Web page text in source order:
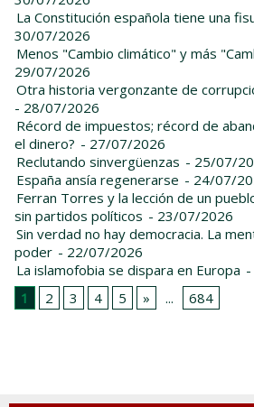
La Constitución española tiene una
30/07/2026
Menos "Cambio climático" y más
29/07/2026
Otra historia vergonzante de
- 28/07/2026
Récord de impuestos; récord de
el dinero? - 27/07/2026
Reclutando sinvergüenzas - 25/07/
España ansía regenerarse - 24/07/
Ferran Torres y la lección de un
sin partidos políticos - 23/07/2026
Sin verdad no hay democracia. La
poder - 22/07/2026
La islamofobia se dispara en Europa
1
2 3 4 5 » ... 684